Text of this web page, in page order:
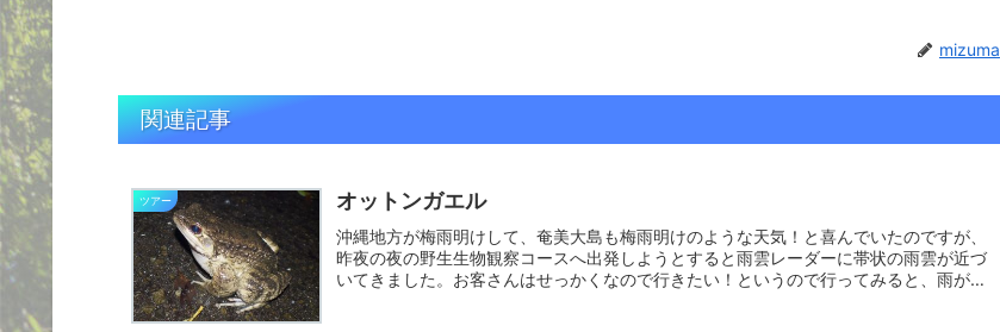
mizuma
関連記事
ツアー オットンガエル
沖縄地方が梅雨明けして、奄美大島も梅雨明けのような天気！と喜んでいたのですが、
昨夜の夜の野生生物観察コースへ出発しようとすると雨雲レーダーに帯状の雨雲が近づ
いてきました。お客さんはせっかくなので行きたい！というので行ってみると、雨が降